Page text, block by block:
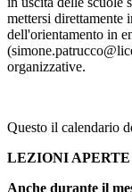
mettersi direttamente
dell'orientamento in
organizzative.
Questo il calendario
LEZIONI APERTE
Anche durante il